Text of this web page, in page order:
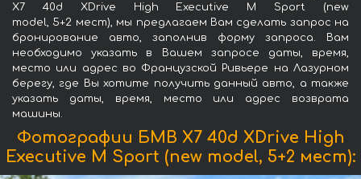
X7 40d XDrive High Executive M Sport (new
model, 5+2 мест), мы предлагаем Вам сделать запрос на
бронирование авто, заполнив форму запроса. Вам
необходимо указать в Вашем запросе даты, время,
место или адрес во Французской Ривьере на Лазурном
берегу, где Вы хотите получить данный авто, а также
указать даты, время, место или адрес возврата
машины.
Фотографии БМВ X7 40d XDrive High
Executive M Sport (new model, 5+2 мест):